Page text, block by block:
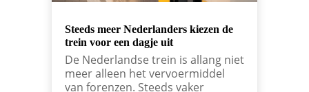
Steeds meer Nederlanders kiezen de
trein voor een dagje uit
De Nederlandse trein is allang niet
meer alleen het vervoermiddel
van forenzen. Steeds vaker